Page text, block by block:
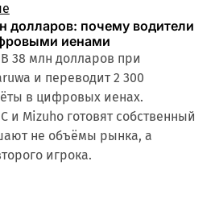
долларов: почему водители
иенами
B 38 млн долларов при
и переводит 2 300
в цифровых иенах.
и Mizuho готовят собственный
не объёмы рынка, а
игрока.